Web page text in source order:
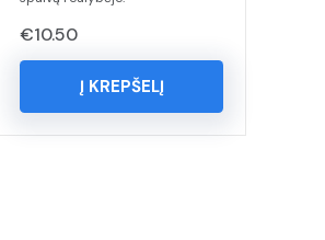
€10.50
Į KREPŠELĮ